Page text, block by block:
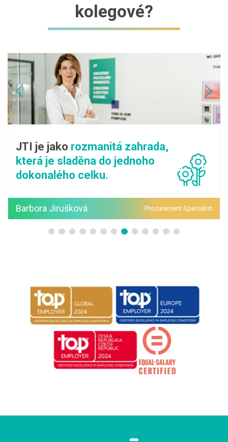
kolegové?
JTI je jako rozmanitá zahrada,
která je sladěna do jednoho
dokonalého celku.
Barbora Jirušková Procurement Specialist